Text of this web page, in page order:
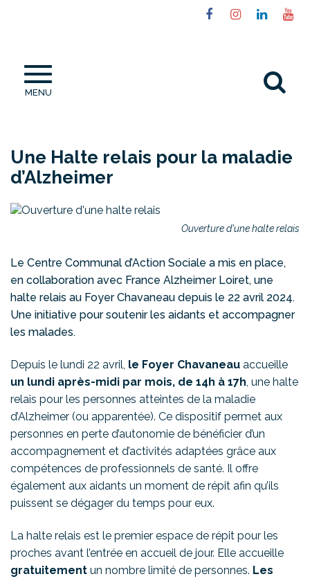
Lien
Facebook
Lien
Instagram
Lien
MENU
Une Halte relais pour la maladie
d’Alzheimer
Ouverture d'une halte relais
Le Centre Communal d’Action Sociale a mis en place,
en collaboration avec France Alzheimer Loiret, une
halte relais au Foyer Chavaneau depuis le 22 avril 2024.
Une initiative pour soutenir les aidants et accompagner
les malades.
Depuis le lundi 22 avril, le Foyer Chavaneau accueille
un lundi après-midi par mois, de 14h à 17h, une halte
relais pour les personnes atteintes de la maladie
d’Alzheimer (ou apparentée). Ce dispositif permet aux
personnes en perte d’autonomie de bénéficier d’un
accompagnement et d’activités adaptées grâce aux
compétences de professionnels de santé. Il offre
également aux aidants un moment de répit afin qu’ils
puissent se dégager du temps pour eux.
La halte relais est le premier espace de répit pour les
proches avant l’entrée en accueil de jour. Elle accueille
gratuitement un nombre limité de personnes. Les